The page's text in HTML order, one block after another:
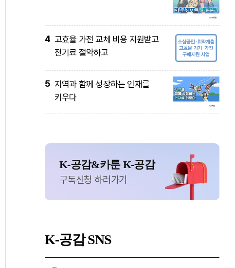
4 고효율 가전 교체 비용 지원받고
전기료 절약하고
5 지역과 함께 성장하는 인재를
키우다
K-공감&카툰 K-공감
구독신청 하러가기
K-공감SNS